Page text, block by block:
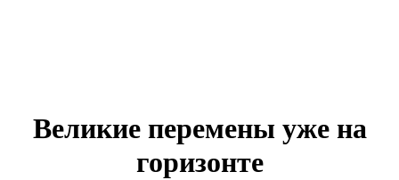
Великие перемены уже на
горизонте